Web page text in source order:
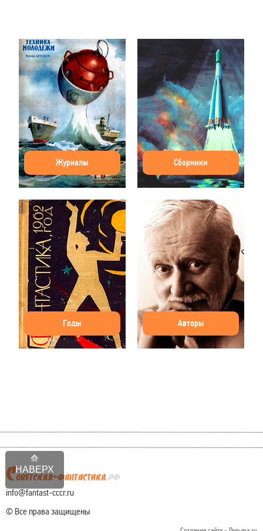
НАВЕРХ
Журналы Сборники
Годы Авторы
info@fantast-cccr.ru
© Все права защищены